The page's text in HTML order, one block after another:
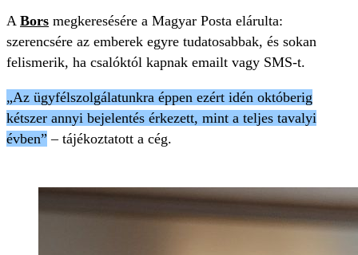
A Bors megkeresésére a Magyar Posta elárulta:
szerencsére az emberek egyre tudatosabbak, és sokan
felismerik, ha csalóktól kapnak emailt vagy SMS-t.
„Az ügyfélszolgálatunkra éppen ezért idén októberig
kétszer annyi bejelentés érkezett, mint a teljes tavalyi
évben” – tájékoztatott a cég.